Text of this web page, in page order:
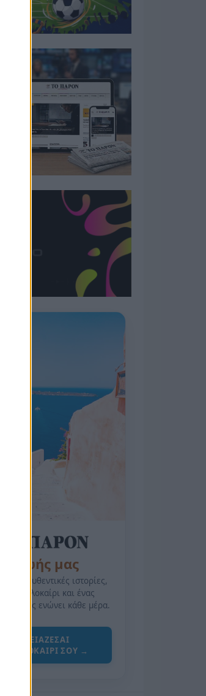
Ζωής μας
οι αυθεντικές ιστορίες,
καλοκαίρι και ένας
που μας ενώνει κάθε μέρα.
ΟΣΑ ΧΡΕΙΑΖΕΣΑΙ
ΤΟ ΚΑΛΟΚΑΙΡΙ ΣΟΥ →